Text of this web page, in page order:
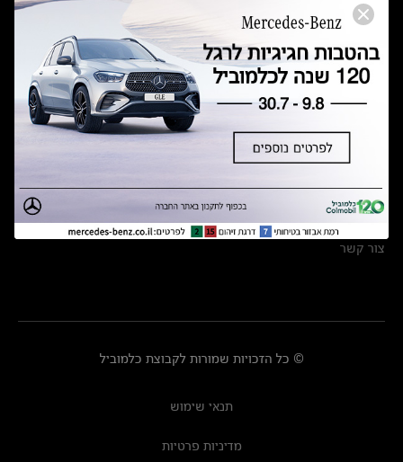
הודעה על הטבות לרכבי מרצדס בהסדר פשרה בתצ 56447-02-19
תקנון ימי מכירות 120 לכלמוביל
מצאו אותנו
אולמות תצוגה
מרכזי שירות
צור קשר
© כל הזכויות שמורות לקבוצת כלמוביל
תנאי שימוש
מדיניות פרטיות